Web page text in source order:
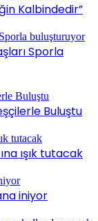
Kalbindedir”
Sporla
Buluştu
ışık tutacak
iniyor